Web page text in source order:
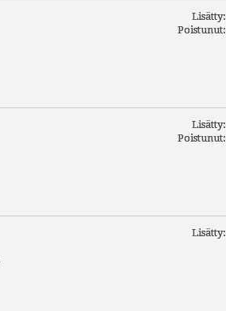
Lisätty:
Poistunut:
Lisätty:
Poistunut:
Lisätty: